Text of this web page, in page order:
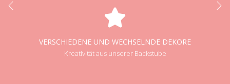
VERSCHIEDENE UND WECHSELNDE DEKORE
Kreativität aus unserer Backstube